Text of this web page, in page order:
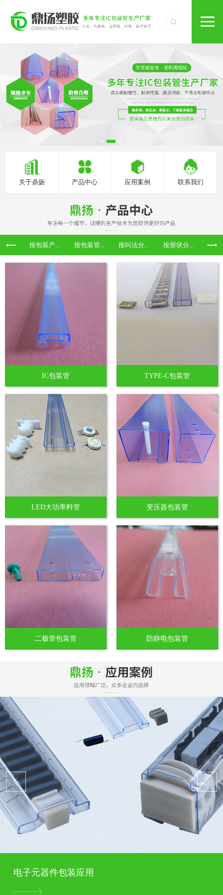
关于鼎扬 产品中心 应用案例 联系我们
按包装产... 按包装管... 按叫法分... 按形状分...
IC包装管 TYPE-C包装管
LED大功率料管 变压器包装管
二极管包装管 防静电包装管
电子元器件包装应用